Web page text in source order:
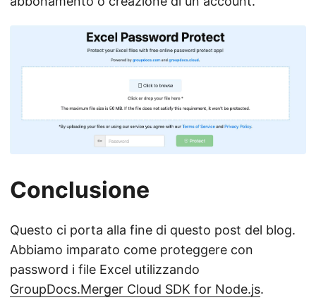
Conclusione
Questo ci porta alla fine di questo post del blog.
Abbiamo imparato come proteggere con
password i file Excel utilizzando
GroupDocs.Merger Cloud SDK for Node.js.